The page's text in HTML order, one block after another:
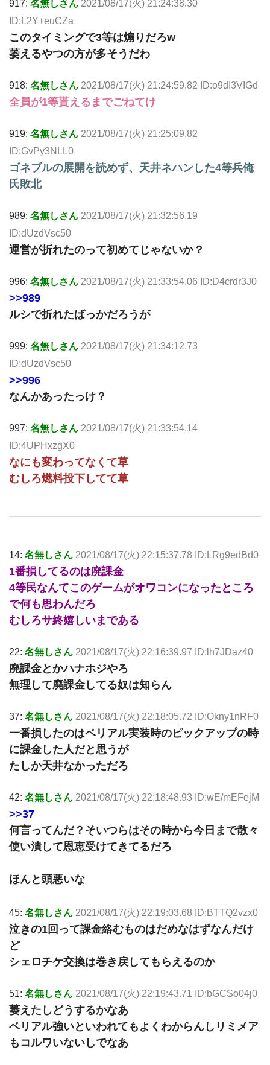
917: 名無しさん 2021/08/17(火) 21:24:38.30
ID:L2Y+euCZa
このタイミングで3等は煽りだろw
萎えるやつの方が多そうだわ
918: 名無しさん 2021/08/17(火) 21:24:59.82 ID:o9dI3VIGd
全員が1等貰えるまでごねてけ
919: 名無しさん 2021/08/17(火) 21:25:09.82
ID:GvPy3NLL0
ゴネブルの展開を読めず、天井ネハンした4等兵俺
氏敗北
989: 名無しさん 2021/08/17(火) 21:32:56.19
ID:dUzdVsc50
運営が折れたのって初めてじゃないか？
996: 名無しさん 2021/08/17(火) 21:33:54.06 ID:D4crdr3J0
>>989
ルシで折れたばっかだろうが
999: 名無しさん 2021/08/17(火) 21:34:12.73
ID:dUzdVsc50
>>996
なんかあったっけ？
997: 名無しさん 2021/08/17(火) 21:33:54.14
ID:4UPHxzgX0
なにも変わってなくて草
むしろ燃料投下してて草
14: 名無しさん 2021/08/17(火) 22:15:37.78 ID:LRg9edBd0
1番損してるのは廃課金
4等民なんてこのゲームがオワコンになったところ
で何も思わんだろ
むしろサ終嬉しいまである
22: 名無しさん 2021/08/17(火) 22:16:39.97 ID:lh7JDaz40
廃課金とかハナホジやろ
無理して廃課金してる奴は知らん
37: 名無しさん 2021/08/17(火) 22:18:05.72 ID:Okny1nRF0
一番損したのはベリアル実装時のピックアップの時
に課金した人だと思うが
たしか天井なかっただろ
42: 名無しさん 2021/08/17(火) 22:18:48.93 ID:wE/mEFejM
>>37
何言ってんだ？そいつらはその時から今日まで散々
使い潰して恩恵受けてきてるだろ
ほんと頭悪いな
45: 名無しさん 2021/08/17(火) 22:19:03.68 ID:BTTQ2vzx0
泣きの1回って課金絡むものはだめなはずなんだけ
ど
シェロチケ交換は巻き戻してもらえるのか
51: 名無しさん 2021/08/17(火) 22:19:43.71 ID:bGCSo04j0
萎えたしどうするかなあ
ベリアル強いといわれてもよくわからんしリミメア
もコルワいないしでなあ